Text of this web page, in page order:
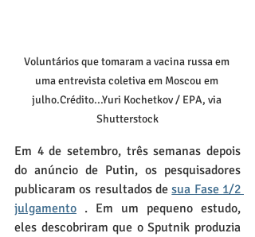
Voluntários que tomaram a vacina russa em
uma entrevista coletiva em Moscou em
julho.Crédito...Yuri Kochetkov / EPA, via
Shutterstock
Em 4 de setembro, três semanas depois
do anúncio de Putin, os pesquisadores
publicaram os resultados de sua Fase
julgamento . Em um pequeno estudo,
eles descobriram que o Sputnik produzia